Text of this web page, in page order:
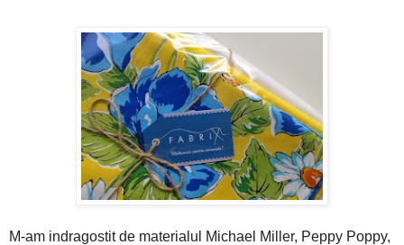
M-am indragostit de materialul Michael Miller, Peppy Poppy,